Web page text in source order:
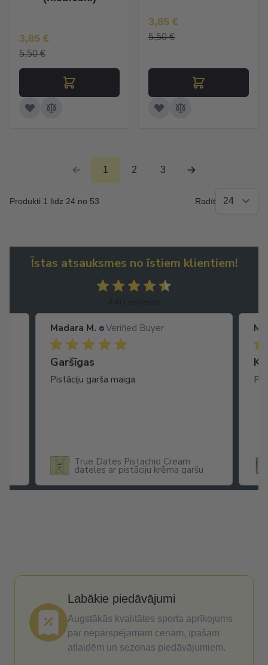
Īpaša Cena
3,85 €
5,50 €
Īpaša Cena
3,85 €
5,50 €
1 2 3
Produkti 1 līdz 24 no 53 Radīt
Īstas atsauksmes no īstiem klientiem!
Madara M. Verified Buyer
Garšīgas
Pistāciju garša maiga.
True Dates Pistachio Cream
dateles ar pistāciju krēma garšu
Labākie piedāvājumi
Augstākās kvalitātes sporta aprīkojums
par nepārspējamām cenām, īpašām
atlaidēm un sezonas piedāvājumiem.